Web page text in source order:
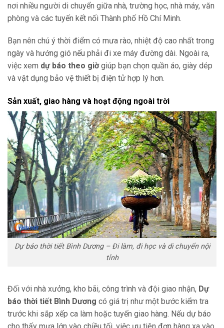
nơi nhiều người di chuyển giữa nhà, trường học, nhà máy, văn
phòng và các tuyến kết nối Thành phố Hồ Chí Minh.
Bạn nên chú ý thời điểm có mưa rào, nhiệt độ cao nhất trong
ngày và hướng gió nếu phải đi xe máy đường dài. Ngoài ra,
việc xem dự báo theo giờgiúp bạn chọn quần áo, giày dép
và vật dụng bảo vệ thiết bị điện tử hợp lý hơn.
Sản xuất, giao hàng và hoạt động ngoài trời
Dự báo thời tiết Bình Dương – Đi làm, đi học và di chuyển nội
tỉnh
Đối với nhà xưởng, kho bãi, công trình và đội giao nhận, Dự
báo thời tiết Bình Dương có giá trị như một bước kiểm tra
trước khi sắp xếp ca làm hoặc tuyến giao hàng. Nếu dự báo